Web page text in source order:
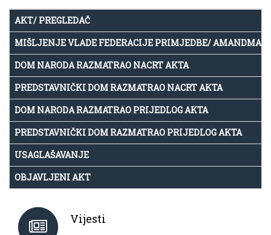
AKT/ PREGLEDAČ
MIŠLJENJE VLADE FEDERACIJE PRIMJEDBE/
DOM NARODA RAZMATRAO NACRT AKTA
PREDSTAVNIČKI DOM RAZMATRAO NACRT AKTA
DOM NARODA RAZMATRAO PRIJEDLOG AKTA
PREDSTAVNIČKI DOM RAZMATRAO PRIJEDLOG AKTA
USAGLAŠAVANJE
OBJAVLJENI AKT
Vijesti